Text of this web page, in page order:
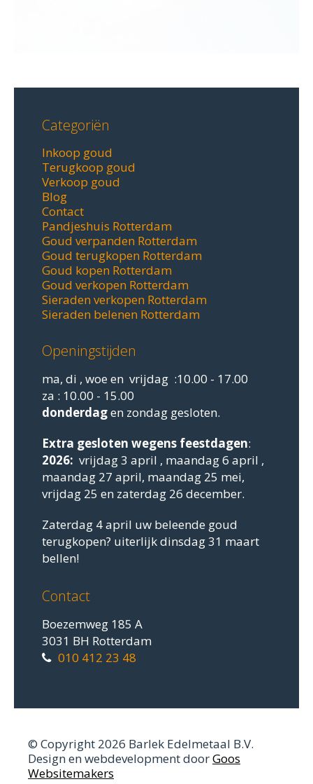
Categoriën
Inkoop goud
Terugkoop goud
Verkoop goud
Blog
Contact
Pandjeshuis Rotterdam
Goud verpanden Rotterdam
Goud terugkopen Rotterdam
Goud kopen Rotterdam
Goud verkopen Rotterdam
Sieraden verkopen Rotterdam
Sieraden belenen Rotterdam
Openingstijden
ma, di , woe en vrijdag :10.00 - 17.00
za : 10.00 - 15.00
donderdagen zondag gesloten.
Extra gesloten wegens feestdagen:
2026: vrijdag 3 april , maandag 6 april ,
maandag 27 april, maandag 25 mei,
vrijdag 25 en zaterdag 26 december.
Zaterdag 4 april uw beleende goud
terugkopen? uiterlijk dinsdag 31 maart
bellen!
Contact
Boezemweg 185 A
3031 BH Rotterdam
010 412 23 48
© Copyright 2026 Barlek Edelmetaal B.V.
Design en webdevelopment doorGoos
Websitemakers